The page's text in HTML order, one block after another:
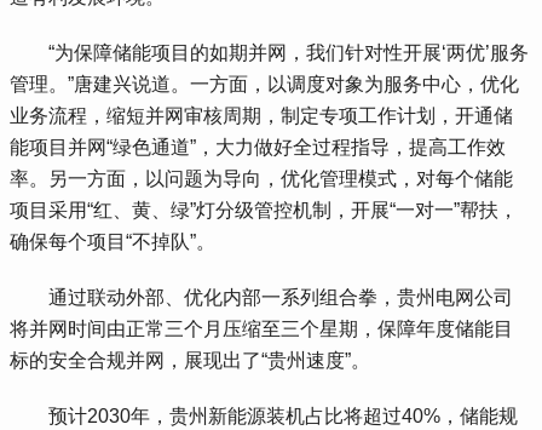
“为保障储能项目的如期并网，我们针对性开展‘两优’服务
管理。”唐建兴说道。一方面，以调度对象为服务中心，优化
业务流程，缩短并网审核周期，制定专项工作计划，开通储
能项目并网“绿色通道”，大力做好全过程指导，提高工作效
率。另一方面，以问题为导向，优化管理模式，对每个储能
项目采用“红、黄、绿”灯分级管控机制，开展“一对一”帮扶，
确保每个项目“不掉队”。
通过联动外部、优化内部一系列组合拳，贵州电网公司
将并网时间由正常三个月压缩至三个星期，保障年度储能目
标的安全合规并网，展现出了“贵州速度”。
预计2030年，贵州新能源装机占比将超过40%，储能规